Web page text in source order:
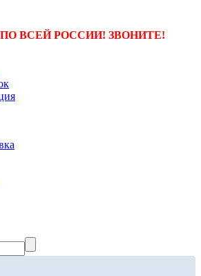
ВСЕЙ РОССИИ! ЗВОНИТЕ!